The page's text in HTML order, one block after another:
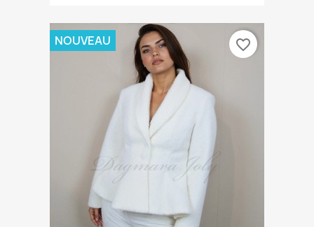
NOUVEAU favorite_border